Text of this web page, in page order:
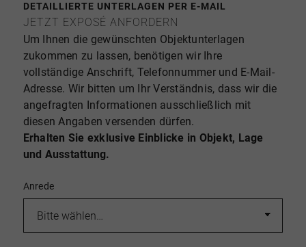
DETAILLIERTE UNTERLAGEN PER E-MAIL
JETZT EXPOSÉ ANFORDERN
Um Ihnen die gewünschten Objektunterlagen
zukommen zu lassen, benötigen wir Ihre
vollständige Anschrift, Telefonnummer und E-Mail-
Adresse. Wir bitten um Ihr Verständnis, dass wir die
angefragten Informationen ausschließlich mit
diesen Angaben versenden dürfen.
Erhalten Sie exklusive Einblicke in Objekt, Lage
und Ausstattung.
Anrede